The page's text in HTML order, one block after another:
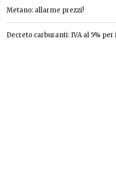
Metano: allarme prezzi!
Decreto carburanti: IVA al 5%